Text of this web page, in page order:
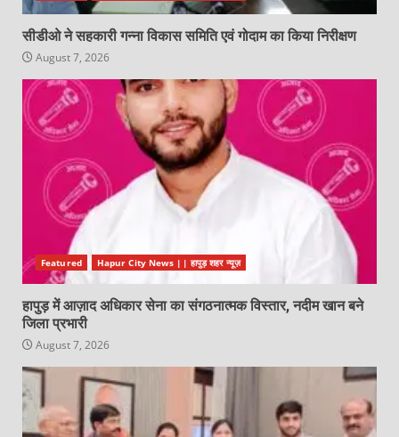
सीडीओ ने सहकारी गन्ना विकास समिति एवं गोदाम का किया निरीक्षण
August 7, 2026
Featured Hapur City News || हापुड़ शहर न्यूज़
हापुड़ में आज़ाद अधिकार सेना का संगठनात्मक विस्तार, नदीम खान बने
जिला प्रभारी
August 7, 2026